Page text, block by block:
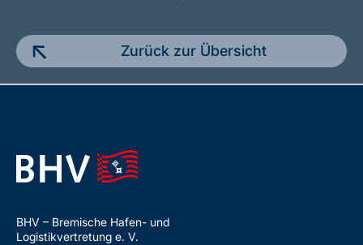
Zurück zur Übersicht
BHV – Bremische Hafen- und
Logistikvertretung e. V.